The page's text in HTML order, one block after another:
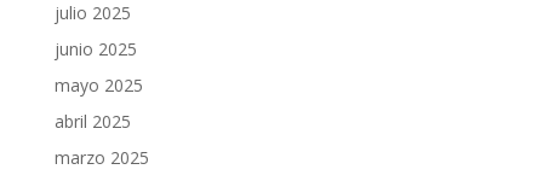
julio 2025
junio 2025
mayo 2025
abril 2025
marzo 2025